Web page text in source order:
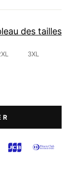
des tailles
3XL